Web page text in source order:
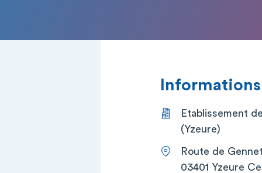
Etablissement
(Yzeure)
Route de
03401 Yzeure